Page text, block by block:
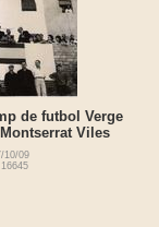
de futbol Verge
Viles
10/09